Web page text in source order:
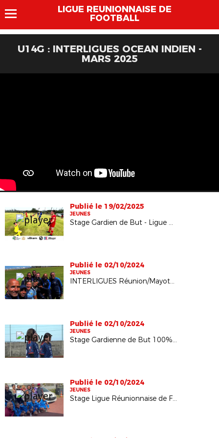
LIGUE REUNIONNAISE DE
FOOTBALL
U14G : INTERLIGUES OCEAN INDIEN -
MARS 2025
Publié le 19/02/2025
JEUNES
Stage Gardien de But - Ligue Réunionnaise de Football
Publié le 02/10/2024
JEUNES
INTERLIGUES Réunion/Mayotte - Garçons et Filles - Septembre 2024
Publié le 02/10/2024
JEUNES
Stage Gardienne de But 100% Féminin
Publié le 02/10/2024
JEUNES
Stage Ligue Réunionnaise de Football "Vacances en Foot"